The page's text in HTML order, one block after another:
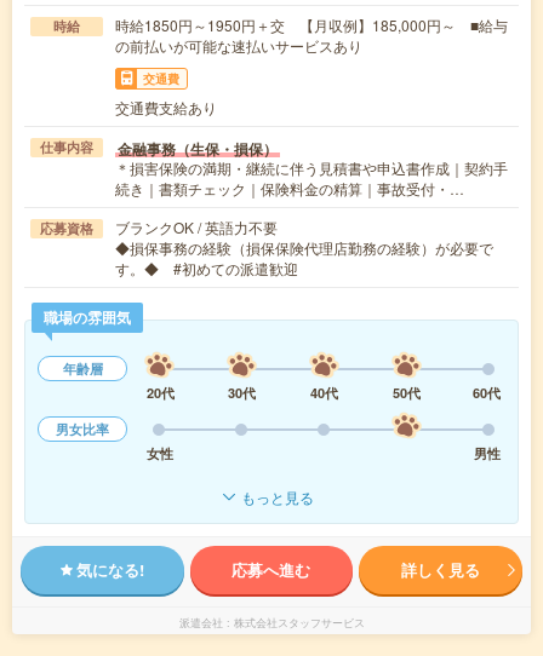
時給
時給1850円～1950円＋交 【月収例】185,000円～ ■給与
の前払いが可能な速払いサービスあり
交通費
交通費支給あり
仕事内容 金融事務（生保・損保）
＊損害保険の満期・継続に伴う見積書や申込書作成｜契約手
続き｜書類チェック｜保険料金の精算｜事故受付・…
応募資格
ブランクOK / 英語力不要
◆損保事務の経験（損保保険代理店勤務の経験）が必要で
す。◆ #初めての派遣歓迎
職場の雰囲気
年齢層
20代
30代 40代 50代
60代
男女比率
女性
男性
もっと見る
気になる! 応募へ進む 詳しく見る
派遣会社 株式会社スタッフサービス